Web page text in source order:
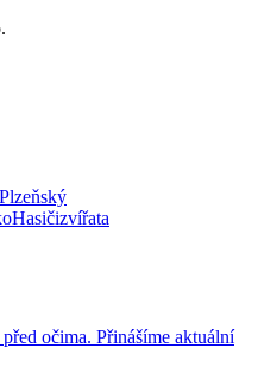
Plzeňský
Hasičizvířata
očima. Přinášíme aktuální